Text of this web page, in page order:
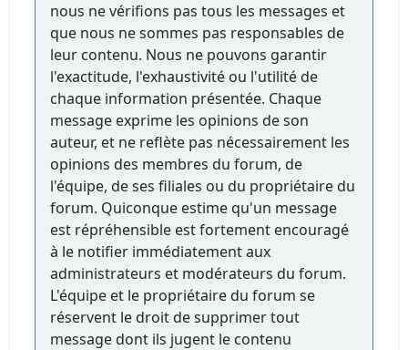
nous ne vérifions pas tous les messages et
que nous ne sommes pas responsables de
leur contenu. Nous ne pouvons garantir
l'exactitude, l'exhaustivité ou l'utilité de
chaque information présentée. Chaque
message exprime les opinions de son
auteur, et ne reflète pas nécessairement les
opinions des membres du forum, de
l'équipe, de ses filiales ou du propriétaire du
forum. Quiconque estime qu'un message
est répréhensible est fortement encouragé
à le notifier immédiatement aux
administrateurs et modérateurs du forum.
L'équipe et le propriétaire du forum se
réservent le droit de supprimer tout
message dont ils jugent le contenu